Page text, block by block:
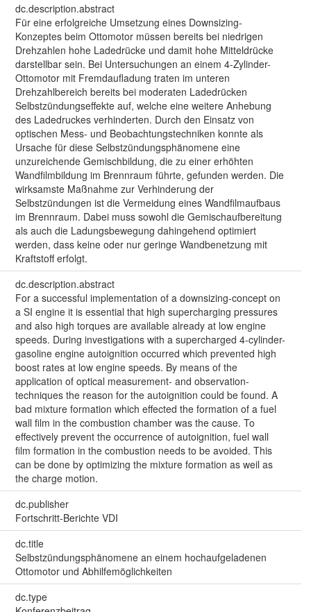
dc.description.abstract
Für eine erfolgreiche Umsetzung eines Downsizing-
Konzeptes beim Ottomotor müssen bereits bei niedrigen
Drehzahlen hohe Ladedrücke und damit hohe Mitteldrücke
darstellbar sein. Bei Untersuchungen an einem 4-Zylinder-
Ottomotor mit Fremdaufladung traten im unteren
Drehzahlbereich bereits bei moderaten Ladedrücken
Selbstzündungseffekte auf, welche eine weitere Anhebung
des Ladedruckes verhinderten. Durch den Einsatz von
optischen Mess- und Beobachtungstechniken konnte als
Ursache für diese Selbstzündungsphänomene eine
unzureichende Gemischbildung, die zu einer erhöhten
Wandfilmbildung im Brennraum führte, gefunden werden. Die
wirksamste Maßnahme zur Verhinderung der
Selbstzündungen ist die Vermeidung eines Wandfilmaufbaus
im Brennraum. Dabei muss sowohl die Gemischaufbereitung
als auch die Ladungsbewegung dahingehend optimiert
werden, dass keine oder nur geringe Wandbenetzung mit
Kraftstoff erfolgt.
dc.description.abstract
For a successful implementation of a downsizing-concept on
a SI engine it is essential that high supercharging pressures
and also high torques are available already at low engine
speeds. During investigations with a supercharged 4-cylinder-
gasoline engine autoignition occurred which prevented high
boost rates at low engine speeds. By means of the
application of optical measurement- and observation-
techniques the reason for the autoignition could be found. A
bad mixture formation which effected the formation of a fuel
wall film in the combustion chamber was the cause. To
effectively prevent the occurrence of autoignition, fuel wall
film formation in the combustion needs to be avoided. This
can be done by optimizing the mixture formation as weil as
the charge motion.
dc.publisher
Fortschritt-Berichte VDI
dc.title
Selbstzündungsphänomene an einem hochaufgeladenen
Ottomotor und Abhilfemöglichkeiten
dc.type